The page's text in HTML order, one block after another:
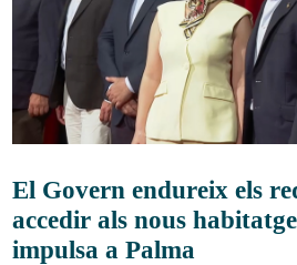
El Govern endureix els
accedir als nous
impulsa a Palma